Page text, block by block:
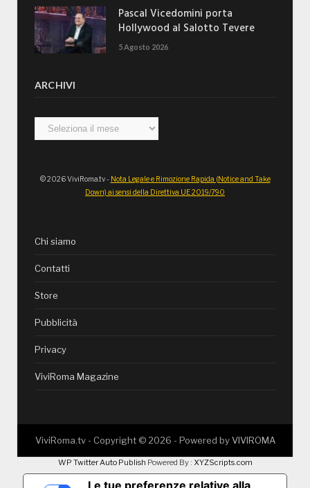
Pascal Vicedomini porta
Hollywood al Salotto Tevere
5 Agosto 2026
ARCHIVI
Archivi
© 2026 ViviRoma.tv - Nota Legale e Rimozione Rapida (Notice and Take
Down) ai sensi della Direttiva UE 2019/790
Chi siamo
Contatti
Store
Pubblicità
Privacy
ViviRoma Magazine
ViviRoma.tv - Copyright © 2026 - Powered byVIVIROMA
WP Twitter Auto Publish Powered By : XYZScripts.com
Le tue preferenze relative alla